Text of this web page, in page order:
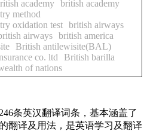
academy british academy
method
oxidation test british airways
airways british america
British antilewisite(BAL)
co. ltd
British barilla
of nations
条英汉翻译词条，基本涵盖了
翻译及用法，是英语学习及翻译